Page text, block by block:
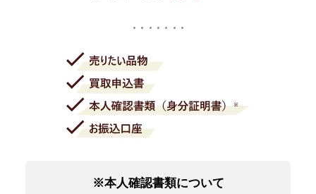
※本人確認書類について